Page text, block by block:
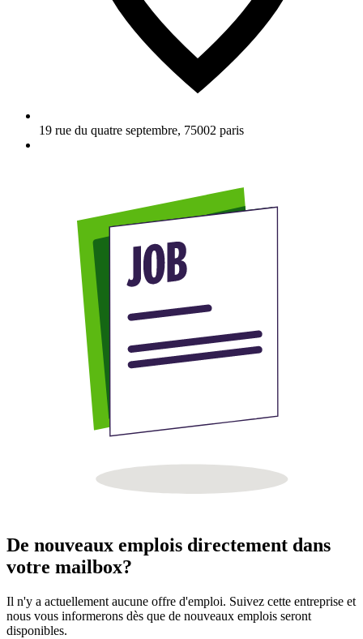
19 rue du quatre septembre, 75002 paris
De nouveaux emplois directement dans
votre mailbox?
Il n'y a actuellement aucune offre d'emploi. Suivez cette entreprise et
nous vous informerons dès que de nouveaux emplois seront
disponibles.